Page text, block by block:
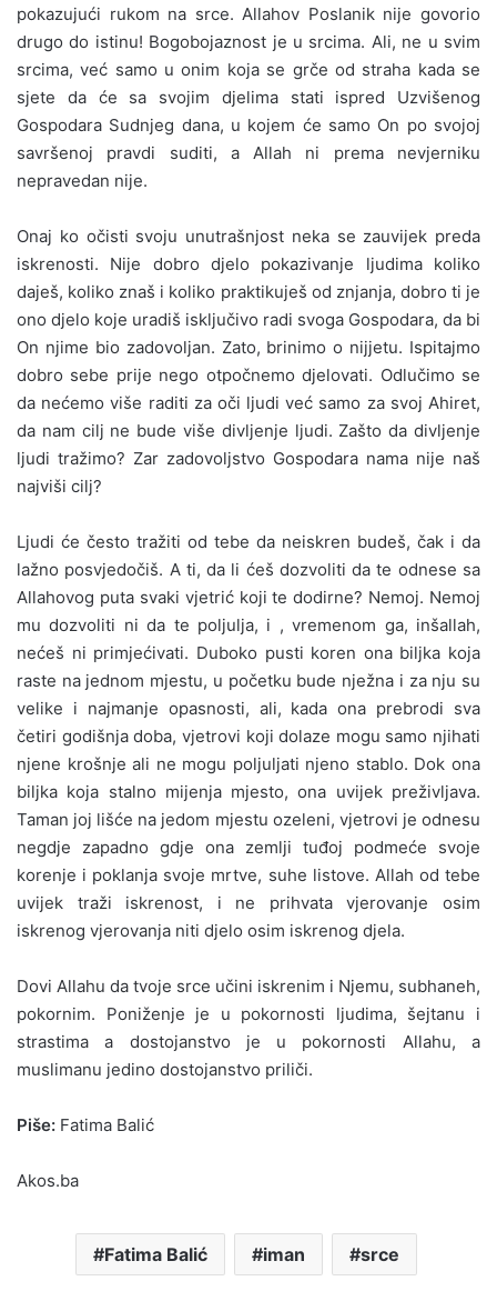
pokazujući rukom na srce. Allahov Poslanik nije govorio
drugo do istinu! Bogobojaznost je u srcima. Ali, ne u svim
srcima, već samo u onim koja se grče od straha kada se
sjete da će sa svojim djelima stati ispred Uzvišenog
Gospodara Sudnjeg dana, u kojem će samo On po svojoj
savršenoj pravdi suditi, a Allah ni prema nevjerniku
nepravedan nije.
Onaj ko očisti svoju unutrašnjost neka se zauvijek preda
iskrenosti. Nije dobro djelo pokazivanje ljudima koliko
daješ, koliko znaš i koliko praktikuješ od znjanja, dobro ti je
ono djelo koje uradiš isključivo radi svoga Gospodara, da bi
On njime bio zadovoljan. Zato, brinimo o nijjetu. Ispitajmo
dobro sebe prije nego otpočnemo djelovati. Odlučimo se
da nećemo više raditi za oči ljudi već samo za svoj Ahiret,
da nam cilj ne bude više divljenje ljudi. Zašto da divljenje
ljudi tražimo? Zar zadovoljstvo Gospodara nama nije naš
najviši cilj?
Ljudi će često tražiti od tebe da neiskren budeš, čak i da
lažno posvjedočiš. A ti, da li ćeš dozvoliti da te odnese sa
Allahovog puta svaki vjetrić koji te dodirne? Nemoj. Nemoj
mu dozvoliti ni da te poljulja, i , vremenom ga, inšallah,
nećeš ni primjećivati. Duboko pusti koren ona biljka koja
raste na jednom mjestu, u početku bude nježna i za nju su
velike i najmanje opasnosti, ali, kada ona prebrodi sva
četiri godišnja doba, vjetrovi koji dolaze mogu samo njihati
njene krošnje ali ne mogu poljuljati njeno stablo. Dok ona
biljka koja stalno mijenja mjesto, ona uvijek preživljava.
Taman joj lišće na jedom mjestu ozeleni, vjetrovi je odnesu
negdje zapadno gdje ona zemlji tuđoj podmeće svoje
korenje i poklanja svoje mrtve, suhe listove. Allah od tebe
uvijek traži iskrenost, i ne prihvata vjerovanje osim
iskrenog vjerovanja niti djelo osim iskrenog djela.
Dovi Allahu da tvoje srce učini iskrenim i Njemu, subhaneh,
pokornim. Poniženje je u pokornosti ljudima, šejtanu i
strastima a dostojanstvo je u pokornosti Allahu, a
muslimanu jedino dostojanstvo priliči.
Piše: Fatima Balić
Akos.ba
Fatima Balić iman srce